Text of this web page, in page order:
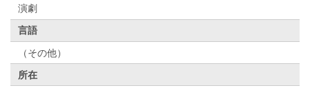
演劇
言語
（その他）
所在